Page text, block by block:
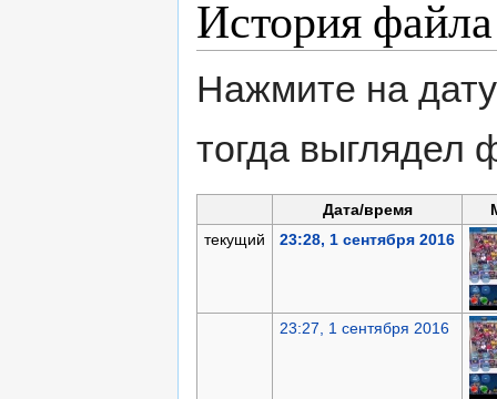
История файла
Нажмите на
тогда выглядел
Дата/время
текущий
23:28, 1 сентября 2016
23:27, 1 сентября 2016